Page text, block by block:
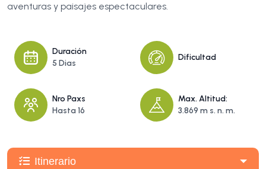
aventuras y paisajes espectaculares.
Duración
5 Dias
Dificultad
Nro Paxs
Hasta 16
Max. Altitud:
3.869 m s. n. m.
Itinerario